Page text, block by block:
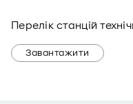
Перелік станцій
Завантажити